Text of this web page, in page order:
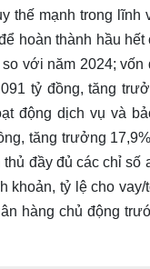
thế mạnh trong
hoàn thành hầu
với năm 2024;
tỷ đồng, tăng
động dịch vụ và
tăng trưởng
thủ đầy đủ các chỉ
khoản, tỷ lệ cho
hàng chủ động